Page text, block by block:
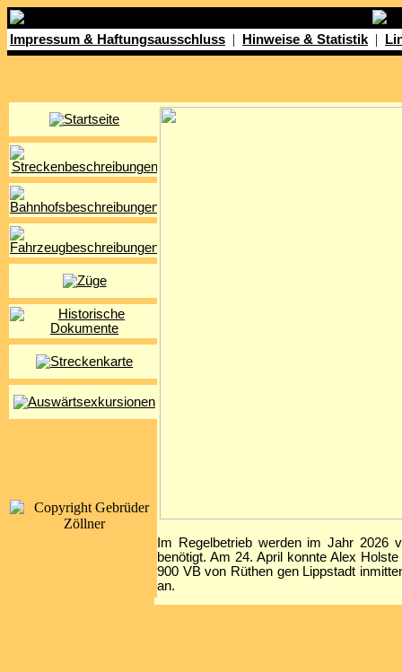
Impressum & Haftungsausschluss | Hinweise & Statistik |
Im Regelbetrieb werden im Jahr 2026
benötigt. Am 24. April konnte Alex
900 VB von Rüthen gen Lippstadt
an.